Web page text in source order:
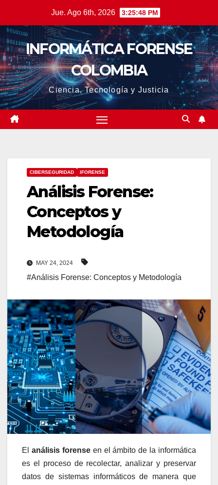
contenido
Jue. Ago 6th, 2026 3:25:49 PM
INFORMÁTICA FORENSE
COLOMBIA
Ciencia, Tecnología y Justicia
CIBERSEGURIDAD IFORENSE
Análisis Forense:
Conceptos y
Metodología
MAY 24, 2024
#Análisis Forense: Conceptos y Metodología
El análisis forenseen el ámbito de la informática
es el proceso de recolectar, analizar y preservar
datos de sistemas informáticos de manera que